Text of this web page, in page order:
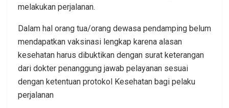
melakukan perjalanan.
Dalam hal orang tua/orang dewasa pendamping belum
mendapatkan vaksinasi lengkap karena alasan
kesehatan harus dibuktikan dengan surat keterangan
dari dokter penanggung jawab pelayanan sesuai
dengan ketentuan protokol Kesehatan bagi pelaku
perjalanan